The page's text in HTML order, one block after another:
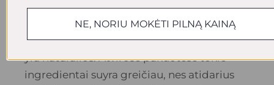
nemalonų indeliuose supakuoto odos
priežiūros produkto, kurį laikėte per ilgai,
aromatą, ypač jei visos sudedamosios dalys
yra natūralios. Atvirose pakuotėse tokie
ingredientai suyra greičiau, nes atidarius
NE, NORIU MOKĖTI PILNĄ KAINĄ